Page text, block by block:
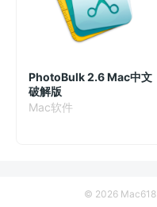
PhotoBulk 2.6 Mac中文
破解版
Mac软件
© 2026 Mac618